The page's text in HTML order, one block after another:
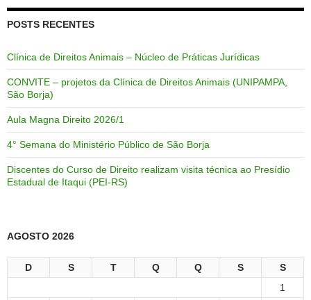
POSTS RECENTES
Clínica de Direitos Animais – Núcleo de Práticas Jurídicas
CONVITE – projetos da Clínica de Direitos Animais (UNIPAMPA,
São Borja)
Aula Magna Direito 2026/1
4° Semana do Ministério Público de São Borja
Discentes do Curso de Direito realizam visita técnica ao Presídio
Estadual de Itaqui (PEI-RS)
AGOSTO 2026
D S T Q Q S
S
1